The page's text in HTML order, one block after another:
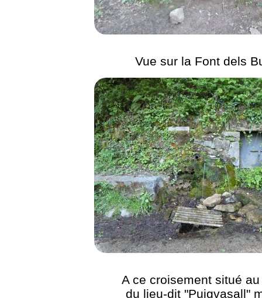
Vue sur la Font dels
A ce croisement situé
du lieu-dit "Puigvasall"